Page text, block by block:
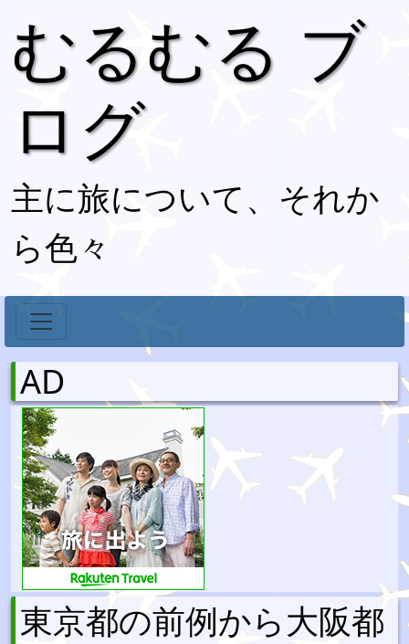
むるむる ブ
ログ
主に旅について、それか
ら色々
AD
東京都の前例から大阪都